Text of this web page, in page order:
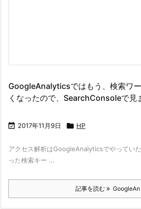
GoogleAnalyticsではもう、検索ワ
くなったので、SearchConsoleで見
 2017年11月9日  HP
アクセス解析はGoogleAnalyticsでやってい
った検索キー ...
記事を読む GoogleAn